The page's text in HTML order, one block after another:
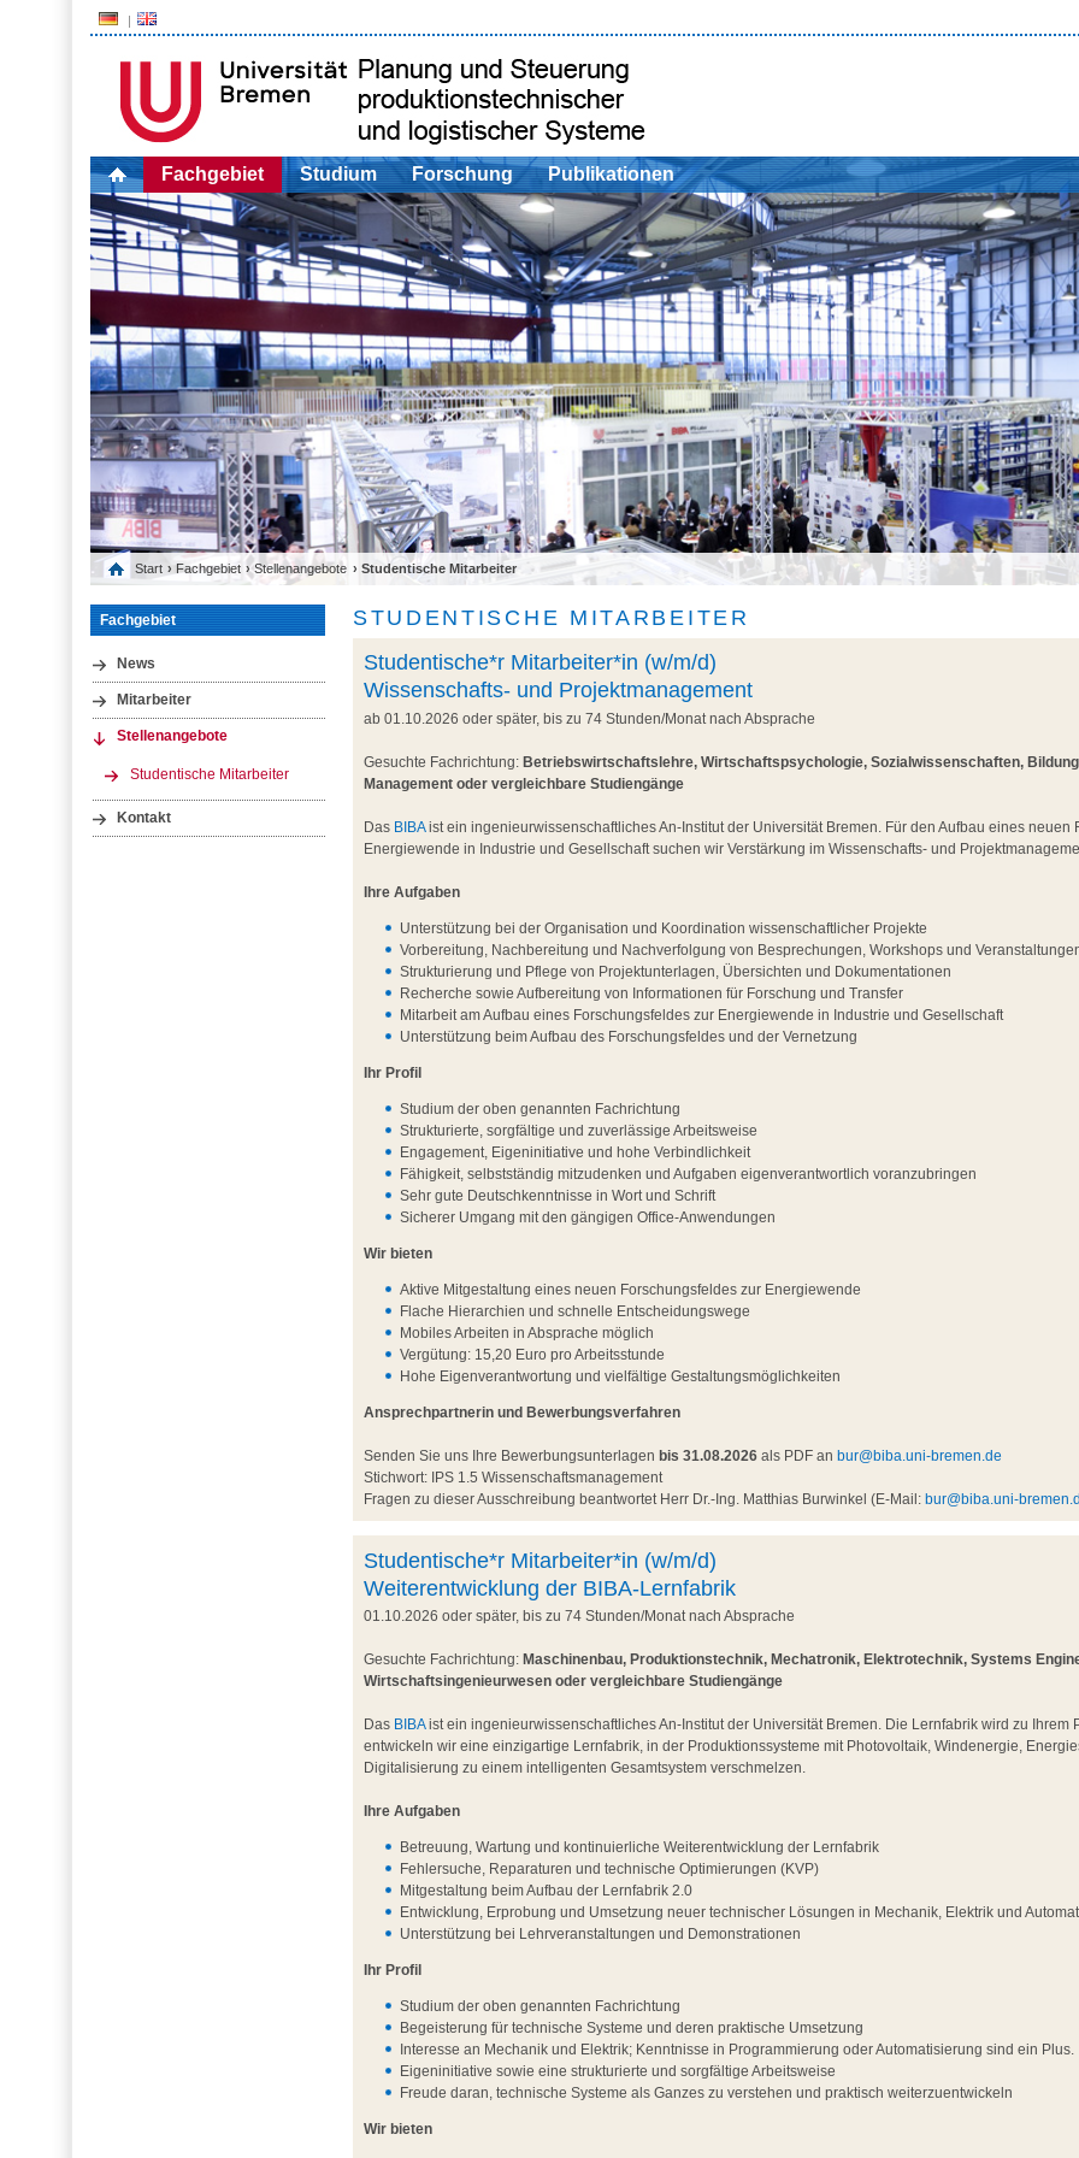
Fachgebiet Studium Forschung Publikationen
Start › Fachgebiet ›Stellenangebote › Studentische Mitarbeiter
Fachgebiet
News
Mitarbeiter
Stellenangebote
Studentische Mitarbeiter
Kontakt
STUDENTISCHE MITARBEITER
Studentische*r Mitarbeiter*in (w/m/d)
Wissenschafts- und Projektmanagement
ab 01.10.2026 oder später, bis zu 74 Stunden/Monat nach Absprache
Gesuchte Fachrichtung:Betriebswirtschaftslehre, Wirtschaftspsychologie, Sozialwissenschaften,
Management oder vergleichbare Studiengänge
Das BIBAist ein ingenieurwissenschaftliches An-Institut der Universität Bremen. Für den Aufbau eines neuen
Energiewende in Industrie und Gesellschaft suchen wir Verstärkung im Wissenschafts- und
Ihre Aufgaben
Unterstützung bei der Organisation und Koordination wissenschaftlicher Projekte
Vorbereitung, Nachbereitung und Nachverfolgung von Besprechungen, Workshops und
Strukturierung und Pflege von Projektunterlagen, Übersichten und Dokumentationen
Recherche sowie Aufbereitung von Informationen für Forschung und Transfer
Mitarbeit am Aufbau eines Forschungsfeldes zur Energiewende in Industrie und Gesellschaft
Unterstützung beim Aufbau des Forschungsfeldes und der Vernetzung
Ihr Profil
Studium der oben genannten Fachrichtung
Strukturierte, sorgfältige und zuverlässige Arbeitsweise
Engagement, Eigeninitiative und hohe Verbindlichkeit
Fähigkeit, selbstständig mitzudenken und Aufgaben eigenverantwortlich voranzubringen
Sehr gute Deutschkenntnisse in Wort und Schrift
Sicherer Umgang mit den gängigen Office-Anwendungen
Wir bieten
Aktive Mitgestaltung eines neuen Forschungsfeldes zur Energiewende
Flache Hierarchien und schnelle Entscheidungswege
Mobiles Arbeiten in Absprache möglich
Vergütung: 15,20 Euro pro Arbeitsstunde
Hohe Eigenverantwortung und vielfältige Gestaltungsmöglichkeiten
Ansprechpartnerin und Bewerbungsverfahren
Senden Sie uns Ihre Bewerbungsunterlagenbis 31.08.2026 als PDF anbur@biba.uni-bremen.de
Stichwort: IPS 1.5 Wissenschaftsmanagement
Fragen zu dieser Ausschreibung beantwortet Herr Dr.-Ing. Matthias Burwinkel (E-Mail:bur@biba.uni-
Studentische*r Mitarbeiter*in (w/m/d)
Weiterentwicklung der BIBA-Lernfabrik
01.10.2026 oder später, bis zu 74 Stunden/Monat nach Absprache
Gesuchte Fachrichtung: Maschinenbau, Produktionstechnik, Mechatronik, Elektrotechnik, Systems
Wirtschaftsingenieurwesen oder vergleichbare Studiengänge
Das BIBAist ein ingenieurwissenschaftliches An-Institut der Universität Bremen. Die Lernfabrik wird zu Ihrem
entwickeln wir eine einzigartige Lernfabrik, in der Produktionssysteme mit Photovoltaik, Windenergie,
Digitalisierung zu einem intelligenten Gesamtsystem verschmelzen.
Ihre Aufgaben
Betreuung, Wartung und kontinuierliche Weiterentwicklung der Lernfabrik
Fehlersuche, Reparaturen und technische Optimierungen (KVP)
Mitgestaltung beim Aufbau der Lernfabrik 2.0
Entwicklung, Erprobung und Umsetzung neuer technischer Lösungen in Mechanik, Elektrik und
Unterstützung bei Lehrveranstaltungen und Demonstrationen
Ihr Profil
Studium der oben genannten Fachrichtung
Begeisterung für technische Systeme und deren praktische Umsetzung
Interesse an Mechanik und Elektrik; Kenntnisse in Programmierung oder Automatisierung sind ein Plus.
Eigeninitiative sowie eine strukturierte und sorgfältige Arbeitsweise
Freude daran, technische Systeme als Ganzes zu verstehen und praktisch weiterzuentwickeln
Wir bieten